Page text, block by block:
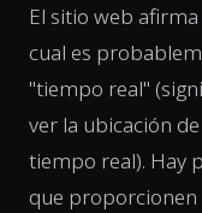
El sitio web
cual es
"tiempo real"
ver la ubicación
tiempo real). Hay
que proporcionen